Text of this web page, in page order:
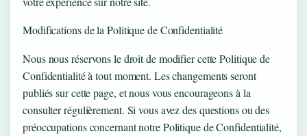
Modifications de la Politique de Confidentialité
Nous nous réservons le droit de modifier cette Politique de
Confidentialité à tout moment. Les changements seront
publiés sur cette page, et nous vous encourageons à la
consulter régulièrement. Si vous avez des questions ou des
préoccupations concernant notre Politique de Confidentialité,